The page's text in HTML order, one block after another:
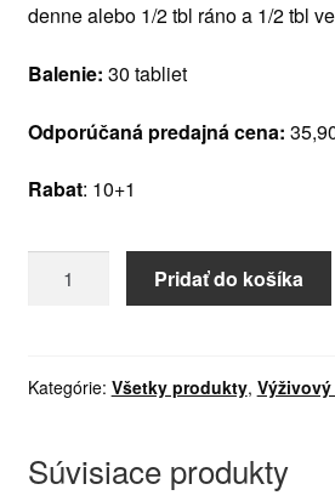
denne alebo 1/2 tbl ráno a 1/2 tbl
Balenie: 30 tabliet
Odporúčaná predajná cena:
Rabat: 10+1
REMYELIN
Pridať do košíka
Kategórie: Všetky produkty,
Súvisiace produkty